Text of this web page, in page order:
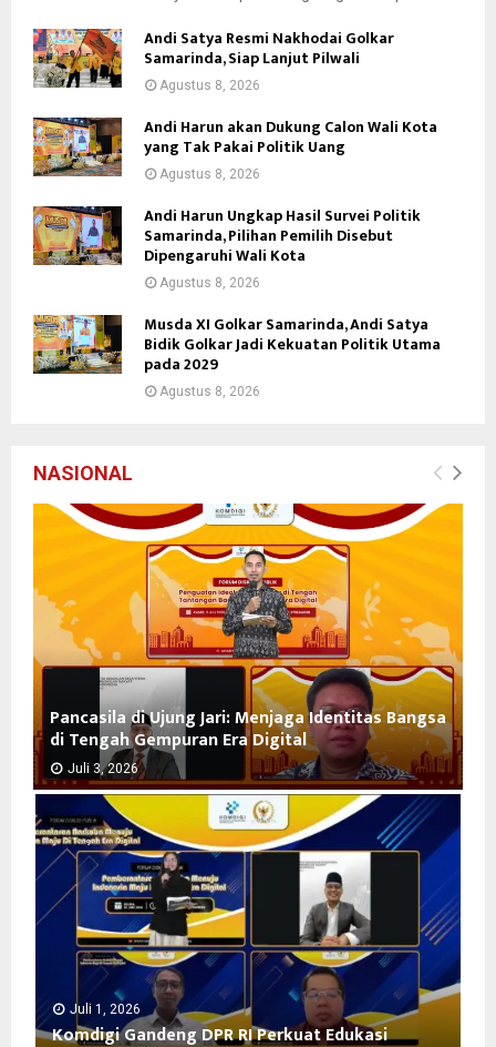
Andi Satya Resmi Nakhodai Golkar
Samarinda, Siap Lanjut Pilwali
Agustus 8, 2026
Andi Harun akan Dukung Calon Wali Kota
yang Tak Pakai Politik Uang
Agustus 8, 2026
Andi Harun Ungkap Hasil Survei Politik
Samarinda, Pilihan Pemilih Disebut
Dipengaruhi Wali Kota
Agustus 8, 2026
Musda XI Golkar Samarinda, Andi Satya
Bidik Golkar Jadi Kekuatan Politik Utama
pada 2029
Agustus 8, 2026
NASIONAL
P
a
n
s
d
Pancasila di Ujung Jari: Menjaga Identitas Bangsa
di Tengah Gempuran Era Digital
Juli 3, 2026
Juli 1, 2026
Komdigi Gandeng DPR RI Perkuat Edukasi